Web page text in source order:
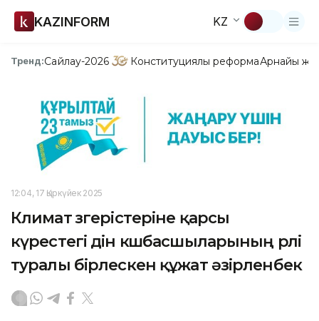
KAZINFORM KZ
Тренд:Сайлау-2026 Конституциялық реформаАрнайы
12:04, 17 Қыркүйек 2025
Климат өзгерістеріне қарсы
күрестегі дін көшбасшыларының рөлі
туралы бірлескен құжат әзірленбек